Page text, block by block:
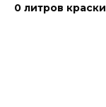
0 литров краски